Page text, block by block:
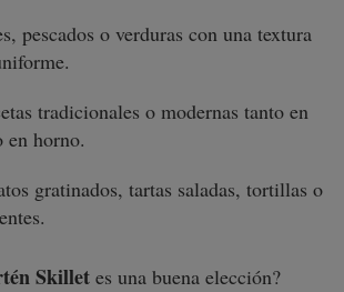
pescados o verduras con una textura
tradicionales o modernas tanto en
en horno.
gratinados, tartas saladas, tortillas o
Skillet es una buena elección?